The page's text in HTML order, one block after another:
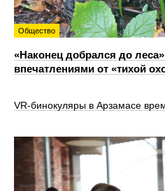
Общество
«Наконец добрался до
впечатлениями от «тихой
VR‑бинокуляры в Арзамасе